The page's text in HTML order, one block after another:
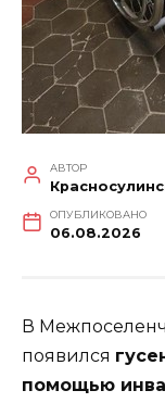
АВТОР
ОПУБЛИКОВАНО
06.08.2026
В
появился
помощью